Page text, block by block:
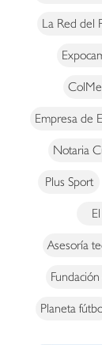
La Red del
Empresa de
Notaria
Plus Sport
Asesoría
Planeta